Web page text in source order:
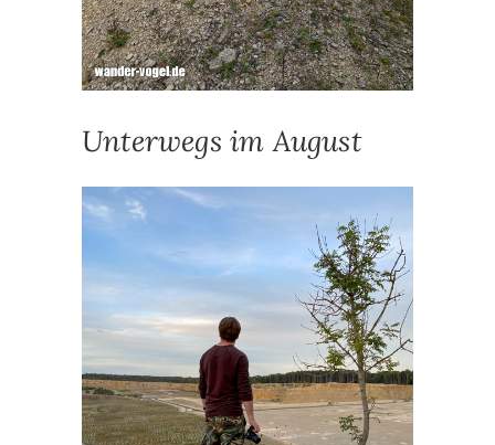
Unterwegs im August